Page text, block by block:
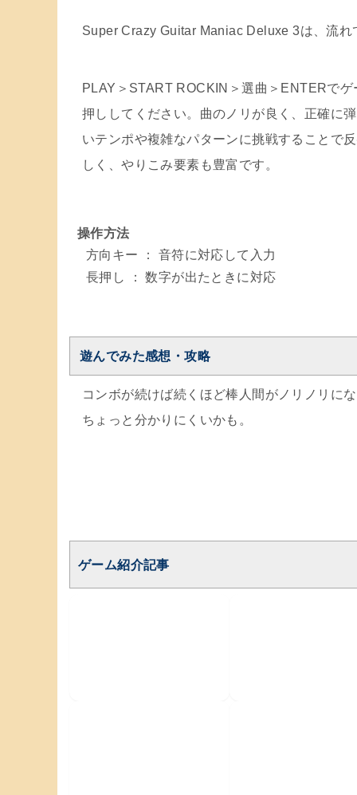
Super Crazy Guitar Maniac Deluxe 3は、流
PLAY＞START ROCKIN＞選曲＞ENTERで
押ししてください。曲のノリが良く、正確に
いテンポや複雑なパターンに挑戦することで
しく、やりこみ要素も豊富です。
操作方法
方向キー ： 音符に対応して入力
長押し ： 数字が出たときに対応
遊んでみた感想・攻略
コンボが続けば続くほど棒人間がノリノリに
ちょっと分かりにくいかも。
ゲーム紹介記事